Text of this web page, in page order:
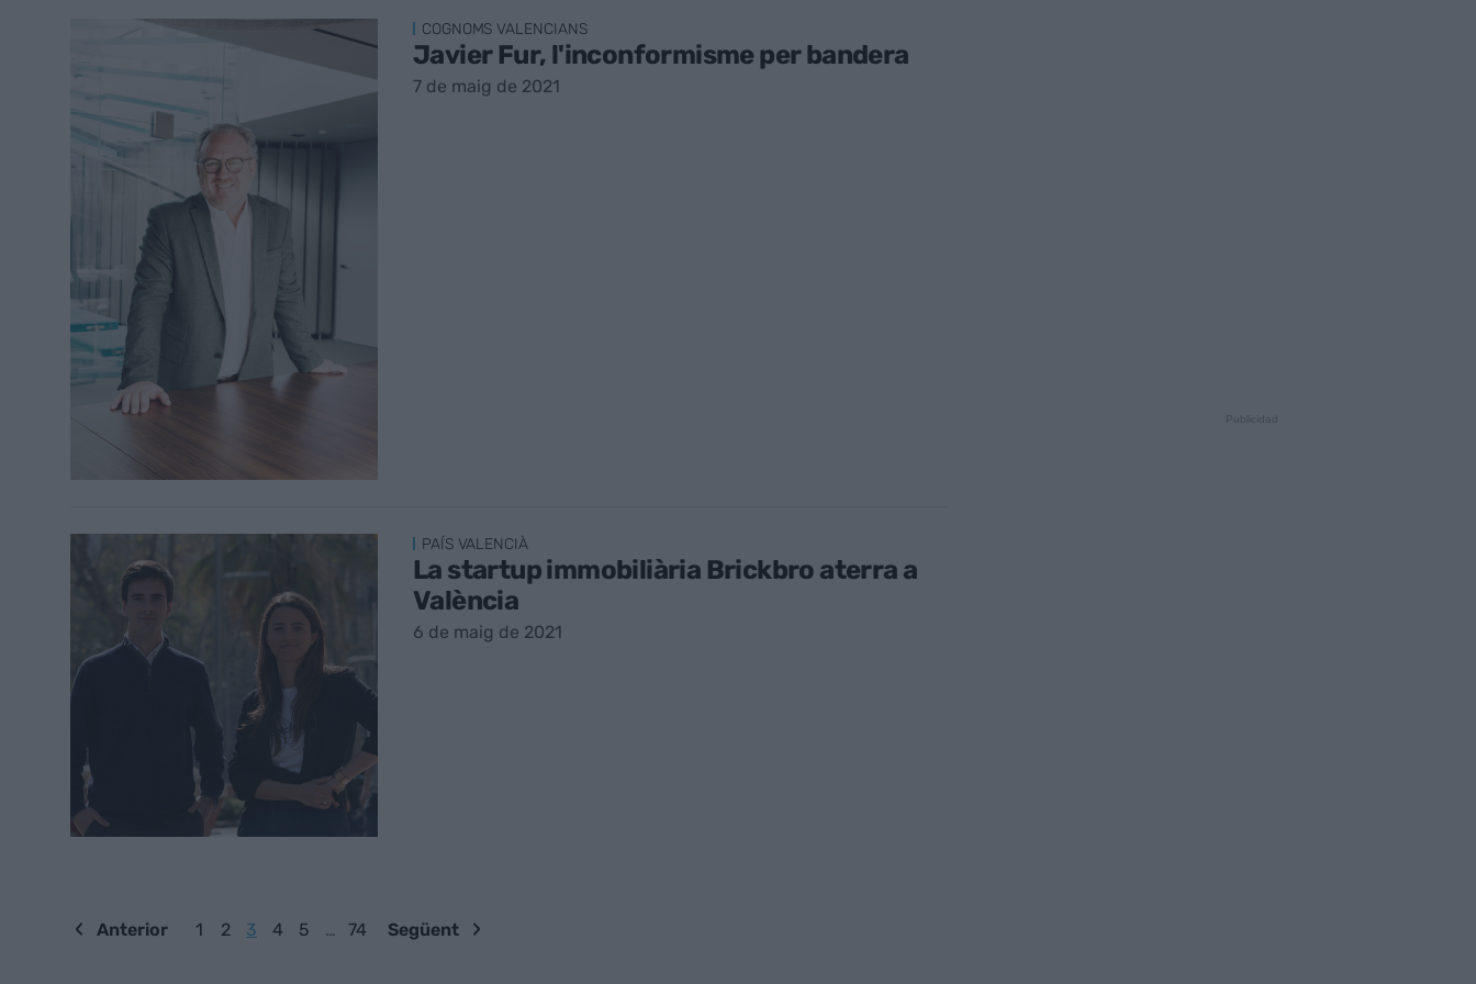
COGNOMS VALENCIANS
Javier Fur, l'inconformisme per bandera
7 de maig de 2021
PAÍS VALENCIÀ
La startup immobiliària Brickbro aterra a
València
6 de maig de 2021
Anterior 1 2 3 4 5 … 74 Següent